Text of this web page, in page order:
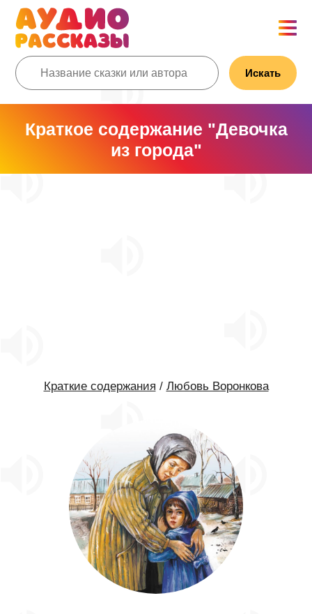
Искать
Краткое содержание "Девочка
из города"
Краткие содержания / Любовь Воронкова